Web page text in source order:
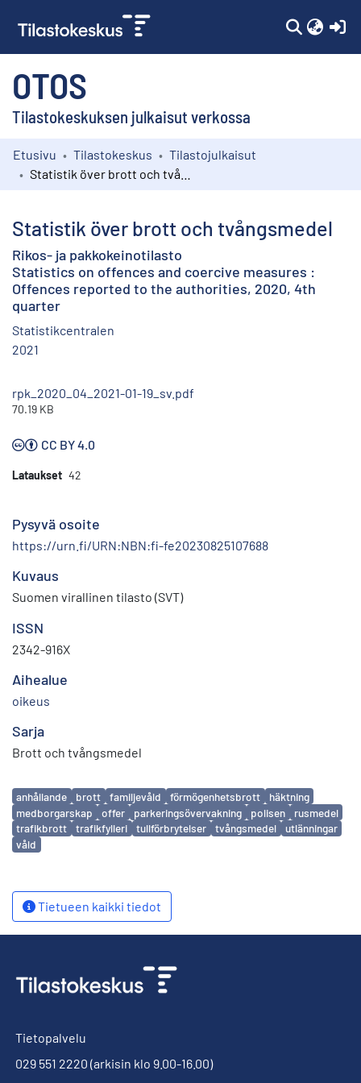
OTOS
Tilastokeskuksen julkaisut verkossa
Kokoelmat
Etusivu Tilastokeskus
Tilastojulkaisut
Statistik över brott och tvångsmedel
Rikos- ja pakkokeinotilasto
Statistics on offences and coercive measures :
Offences reported to the authorities, 2020, 4th
quarter
Statistikcentralen
2021
rpk_2020_04_2021-01-19_sv.pdf
70.19 KB
CC BY 4.0
Lataukset 42
Pysyvä osoite
https://urn.fi/URN:NBN:fi-fe20230825107688
Kuvaus
Suomen virallinen tilasto (SVT)
ISSN
2342-916X
Aihealue
oikeus
Sarja
Brott och tvångsmedel
Avainsanat
anhållande brott familjevåld förmögenhetsbrott
häktning
medborgarskap
offer parkeringsövervakning polisen
rusmedel
trafikbrott
trafikfylleri tullförbrytelser tvångsmedel
utlänningar
våld
Tietueen kaikki tiedot
Tietopalvelu
029 551 2220 (arkisin klo 9.00-16.00)